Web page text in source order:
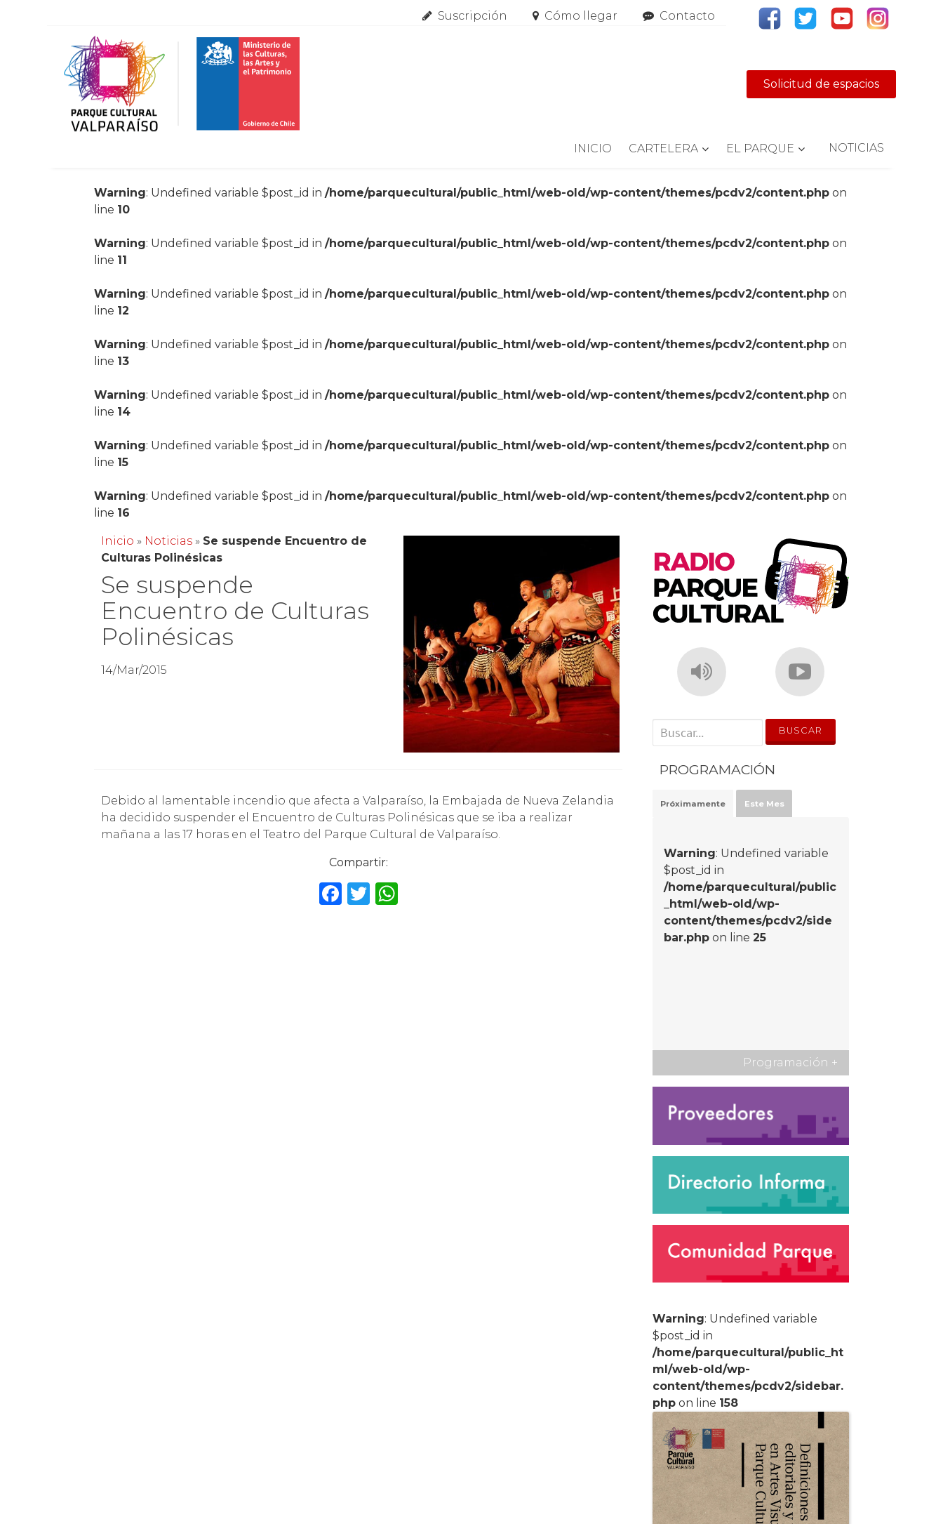
Suscripción Cómo llegar Contacto
Solicitud de espacios
INICIO CARTELERA EL PARQUE NOTICIAS
Warning: Undefined variable $post_id in/home/parquecultural/public_html/web-old/wp-content/themes/pcdv2/content.php on
line 10
Warning: Undefined variable $post_id in/home/parquecultural/public_html/web-old/wp-content/themes/pcdv2/content.php on
line 11
Warning: Undefined variable $post_id in/home/parquecultural/public_html/web-old/wp-content/themes/pcdv2/content.php on
line 12
Warning: Undefined variable $post_id in/home/parquecultural/public_html/web-old/wp-content/themes/pcdv2/content.php on
line 13
Warning: Undefined variable $post_id in/home/parquecultural/public_html/web-old/wp-content/themes/pcdv2/content.php on
line 14
Warning: Undefined variable $post_id in/home/parquecultural/public_html/web-old/wp-content/themes/pcdv2/content.php on
line 15
Warning: Undefined variable $post_id in/home/parquecultural/public_html/web-old/wp-content/themes/pcdv2/content.php on
line 16
Inicio » Noticias » Se suspende Encuentro de
Culturas Polinésicas
Se suspende
Encuentro de Culturas
Polinésicas
14/Mar/2015
Debido al lamentable incendio que afecta a Valparaíso, la Embajada de Nueva Zelandia
ha decidido suspender el Encuentro de Culturas Polinésicas que se iba a realizar
mañana a las 17 horas en el Teatro del Parque Cultural de Valparaíso.
Compartir:
F T W
' . __('Search for:') . '
PROGRAMACIÓN
Próximamente Este Mes
Warning: Undefined variable
$post_id in
/home/parquecultural/public
_html/web-old/wp-
content/themes/pcdv2/side
bar.php on line25
Programación +
Warning: Undefined variable
$post_id in
/home/parquecultural/public_ht
ml/web-old/wp-
content/themes/pcdv2/sidebar.
php on line 158